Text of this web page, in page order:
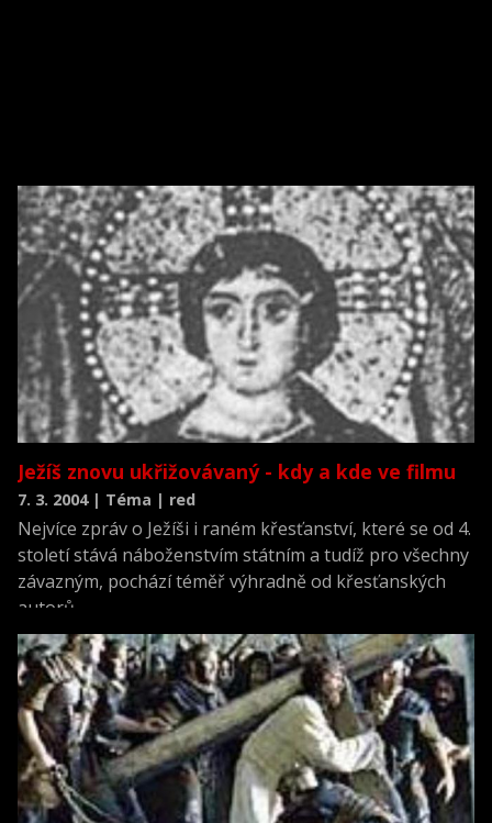
Ježíš znovu ukřižovávaný - kdy a kde ve filmu
7. 3. 2004 | Téma | red
Nejvíce zpráv o Ježíši i raném křesťanství, které se od 4.
století stává náboženstvím státním a tudíž pro všechny
závazným, pochází téměř výhradně od křesťanských
autorů